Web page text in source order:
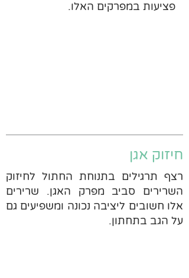
פציעות במפרקים האלו.
חיזוק אגן
רצף תרגילים בתנוחת החתול לחיזוק
השרירים סביב מפרק האגן. שרירים
אלו חשובים ליציבה נכונה ומשפיעים גם
על הגב בתחתון.